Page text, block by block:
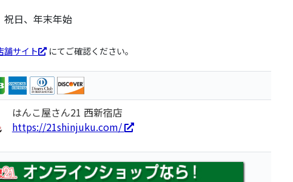
日、年末年始
舗サイト にてご確認ください。
はんこ屋さん21 西新宿店
https://21shinjuku.com/